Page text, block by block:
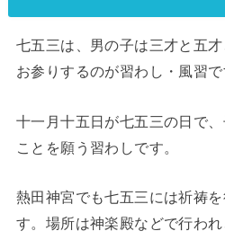
七五三は、男の子は三才と五
お参りするのが習わし・風習で
十一月十五日が七五三の日で
ことを願う習わしです。
熱田神宮でも七五三には祈祷
す。場所は神楽殿などで行わ